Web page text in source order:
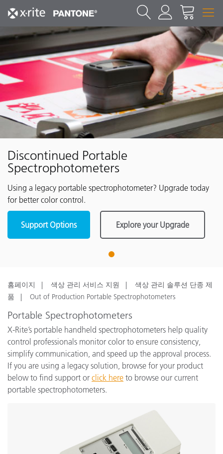
Discontinued Portable
Spectrophotometers
Using a legacy portable spectrophotometer? Upgrade today
for better color control.
Support Options Explore your Upgrade
1
홈페이지 색상 관리 서비스 지원
색상 관리 솔루션 단종 제
품
Out of Production Portable Spectrophotometers
Portable Spectrophotometers
X-Rite’s portable handheld spectrophotometers help quality
control professionals monitor color to ensure consistency,
simplify communication, and speed up the approval process.
If you are using a legacy solution, browse for your product
below to find support or click here to browse our current
portable spectrophotometers.